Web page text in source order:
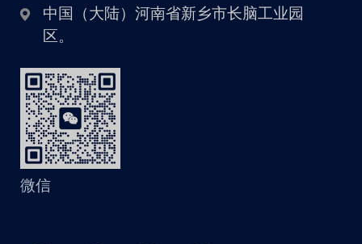
中国（大陆）河南省新乡市长脑工业园
区。
微信